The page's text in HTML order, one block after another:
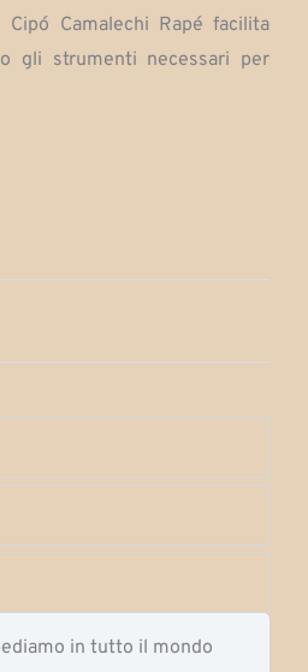
Camalechi Rapé facilita
gli strumenti necessari per
in tutto il mondo